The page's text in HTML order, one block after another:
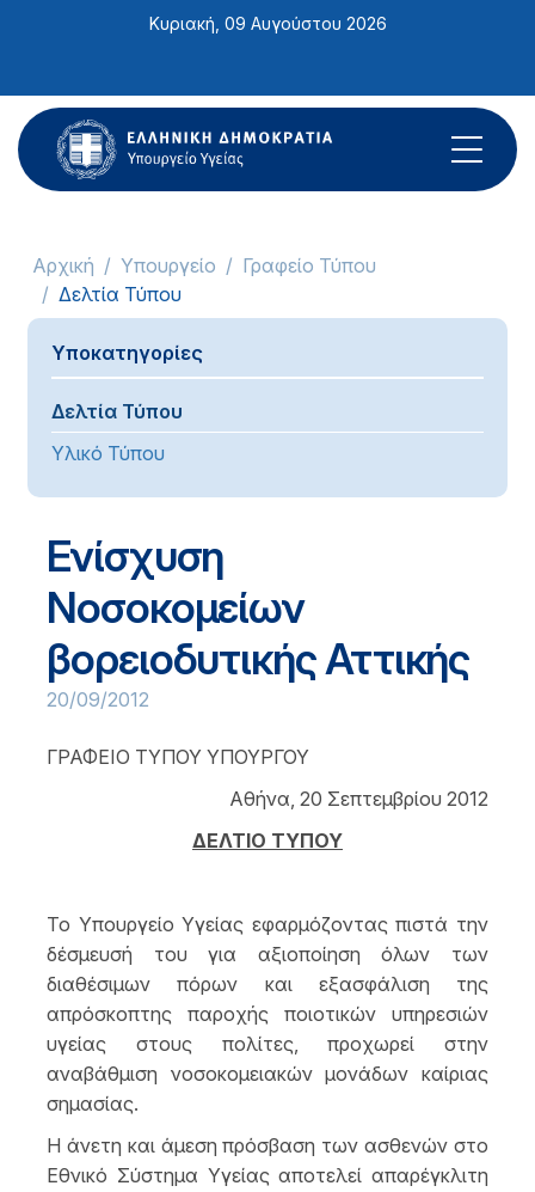
ιστότοπος
περιλαμβάνει
ένα
σύστημα
Κυριακή, 09 Αυγούστου 2026
Αρχική Υπουργείο
Γραφείο Τύπου
Δελτία Τύπου
Υποκατηγορίες
Δελτία Τύπου
Υλικό Τύπου
Ενίσχυση
Νοσοκομείων
βορειοδυτικής Αττικής
20/09/2012
ΓΡΑΦΕΙΟ ΤΥΠΟΥ ΥΠΟΥΡΓΟΥ
Αθήνα, 20 Σεπτεμβρίου 2012
ΔΕΛΤΙΟ ΤΥΠΟΥ
Το Υπουργείο Υγείας εφαρμόζοντας πιστά την
δέσμευσή του για αξιοποίηση όλων των
διαθέσιμων πόρων και εξασφάλιση της
απρόσκοπτης παροχής ποιοτικών υπηρεσιών
υγείας στους πολίτες, προχωρεί στην
αναβάθμιση νοσοκομειακών μονάδων καίριας
σημασίας.
Η άνετη και άμεση πρόσβαση των ασθενών στο
Εθνικό Σύστημα Υγείας αποτελεί απαρέγκλιτη